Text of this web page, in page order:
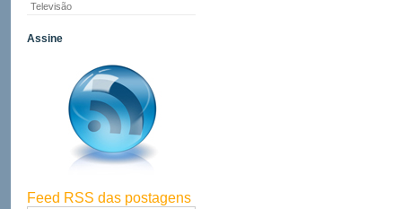
Televisão
Assine
Feed RSS das postagens